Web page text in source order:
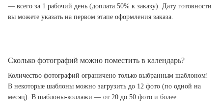
— всего за 1 рабочий день (доплата 50% к заказу). Дату готовности
вы можете указать на первом этапе оформления заказа.
Сколько фотографий можно поместить в календарь?
Количество фотографий ограничено только выбранным шаблоном!
В некоторые шаблоны можно загрузить до 12 фото (по одной на
месяц). В шаблоны-коллажи — от 20 до 50 фото и более.